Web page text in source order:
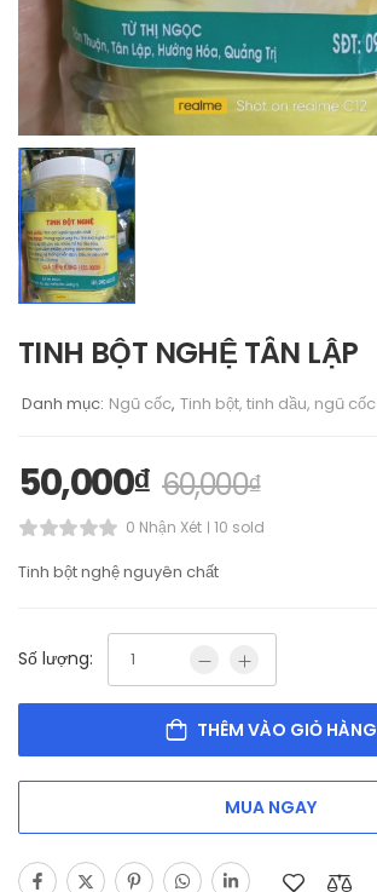
TINH BỘT NGHỆ TÂN LẬP
Danh mục: Ngũ cốc, Tinh bột, tinh dầu, ngũ cốc
50,000₫ 60,000₫
0 Nhận Xét 10 sold
Tinh bột nghệ nguyên chất
Số lượng:
THÊM VÀO GIỎ HÀNG
MUA NGAY